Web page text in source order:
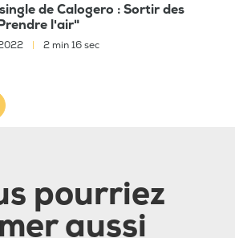
de Calogero : Sortir des
l'air"
| 2 min 16 sec
pourriez
aussi